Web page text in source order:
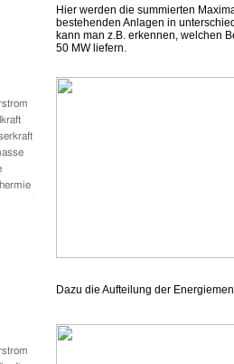
Hier werden die summierten
bestehenden Anlagen in
kann man z.B. erkennen, welchen
50 MW liefern.
Dazu die Aufteilung der